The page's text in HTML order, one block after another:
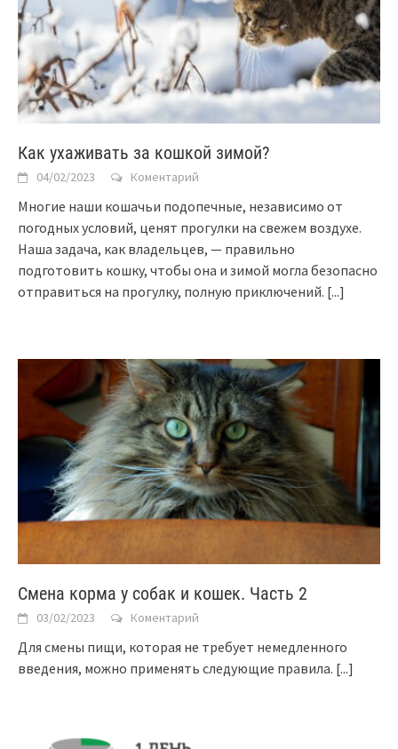
Как ухаживать за кошкой зимой?
04/02/2023 Коментарий
Многие наши кошачьи подопечные, независимо от
погодных условий, ценят прогулки на свежем воздухе.
Наша задача, как владельцев, — правильно
подготовить кошку, чтобы она и зимой могла безопасно
отправиться на прогулку, полную приключений. [...]
Смена корма у собак и кошек. Часть 2
03/02/2023 Коментарий
Для смены пищи, которая не требует немедленного
введения, можно применять следующие правила. [...]